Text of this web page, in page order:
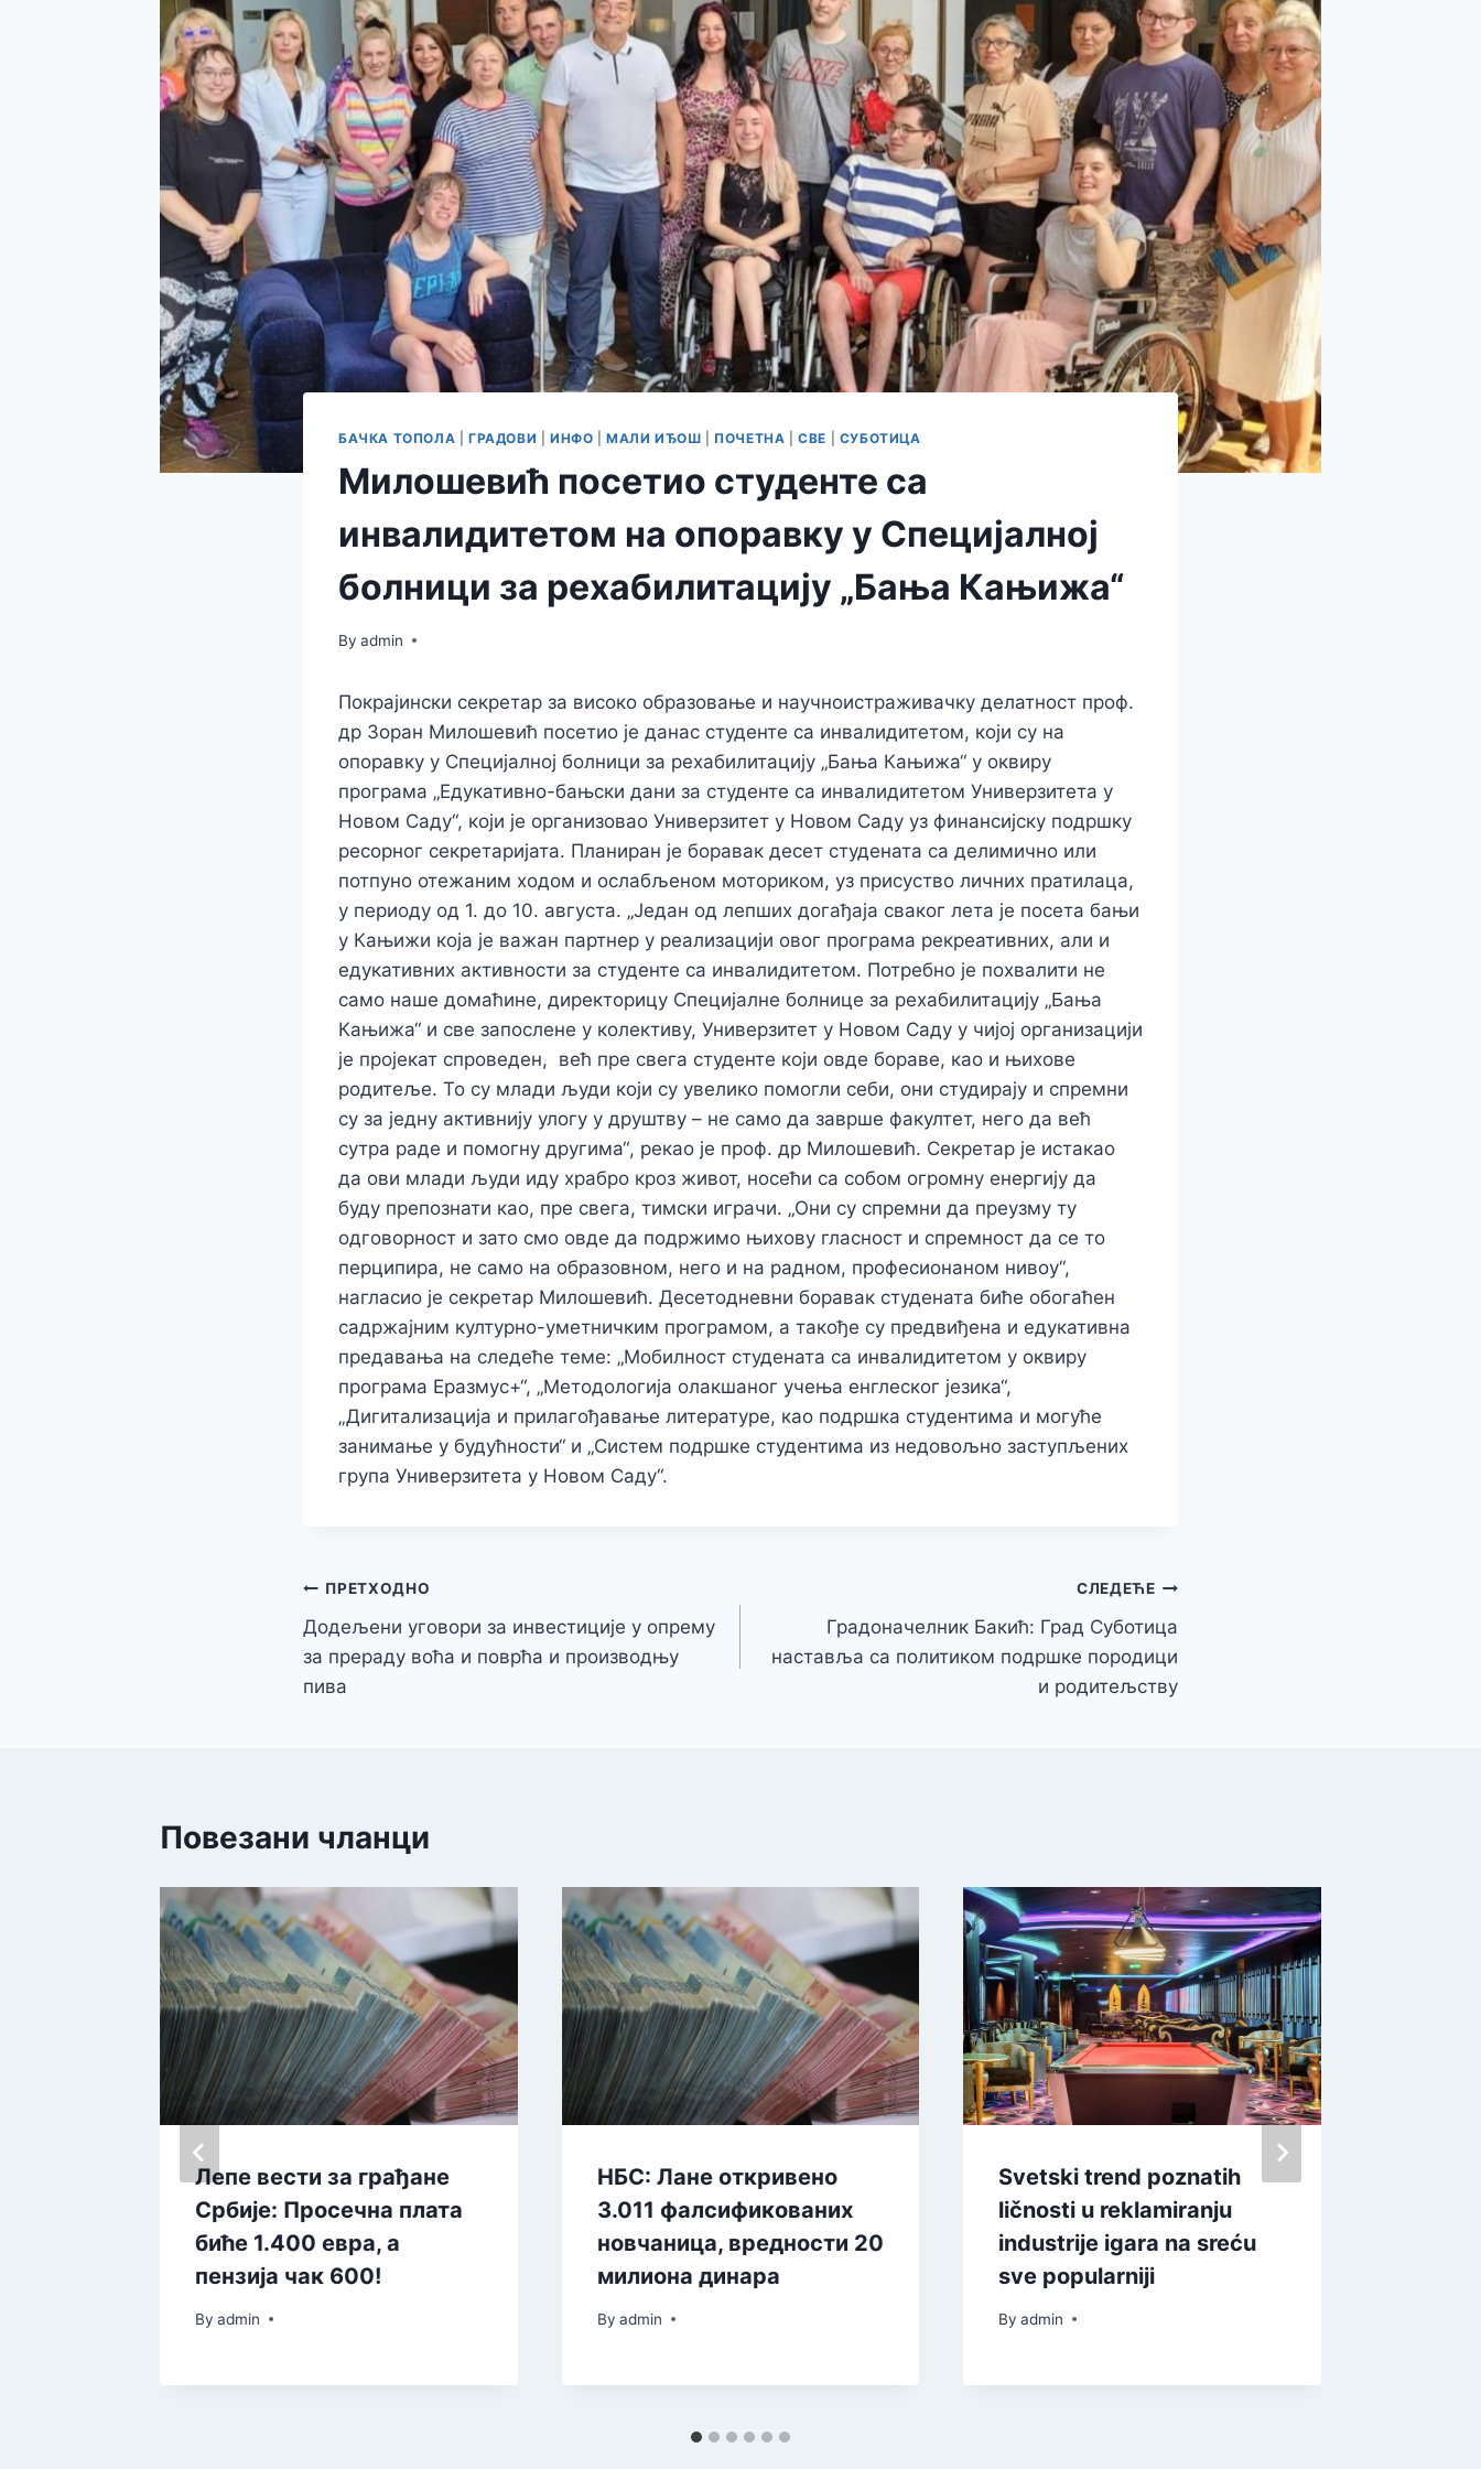
БАЧКА ТОПОЛА ГРАДОВИ ИНФО |МАЛИ ИЂОШ ПОЧЕТНА |СВЕ СУБОТИЦА
Милошевић посетио студенте са
инвалидитетом на опоравку у Специјалној
болници за рехабилитацију „Бања Кањижа“
By admin
Покрајински секретар за високо образовање и научноистраживачку делатност проф.
др Зоран Милошевић посетио је данас студенте са инвалидитетом, који су на
опоравку у Специјалној болници за рехабилитацију „Бања Кањижа“ у оквиру
програма „Едукативно-бањски дани за студенте са инвалидитетом Универзитета у
Новом Саду“, који је организовао Универзитет у Новом Саду уз финансијску подршку
ресорног секретаријата. Планиран је боравак десет студената са делимично или
потпуно отежаним ходом и ослабљеном моториком, уз присуство личних пратилаца,
у периоду од 1. до 10. августа. „Један од лепших догађаја сваког лета је посета бањи
у Кањижи која је важан партнер у реализацији овог програма рекреативних, али и
едукативних активности за студенте са инвалидитетом. Потребно је похвалити не
само наше домаћине, директорицу Специјалне болнице за рехабилитацију „Бања
Кањижа“ и све запослене у колективу, Универзитет у Новом Саду у чијој организацији
је пројекат спроведен, већ пре свега студенте који овде бораве, као и њихове
родитеље. То су млади људи који су увелико помогли себи, они студирају и спремни
су за једну активнију улогу у друштву – не само да заврше факултет, него да већ
сутра раде и помогну другима“, рекао је проф. др Милошевић. Секретар је истакао
да ови млади људи иду храбро кроз живот, носећи са собом огромну енергију да
буду препознати као, пре свега, тимски играчи. „Они су спремни да преузму ту
одговорност и зато смо овде да подржимо њихову гласност и спремност да се то
перципира, не само на образовном, него и на радном, професионаном нивоу“,
нагласио је секретар Милошевић. Десетодневни боравак студената биће обогаћен
садржајним културно-уметничким програмом, а такође су предвиђена и едукативна
предавања на следеће теме: „Мобилност студената са инвалидитетом у оквиру
програма Еразмус+“, „Методологија олакшаног учења енглеског језика“,
„Дигитализација и прилагођавање литературе, као подршка студентима и могуће
занимање у будућности“ и „Систем подршке студентима из недовољно заступљених
група Универзитета у Новом Саду“.
Кретање
чланка
ПРЕТХОДНО
Додељени уговори за инвестиције у опрему
за прераду воћа и поврћа и производњу
пива
СЛЕДЕЋЕ
Градоначелник Бакић: Град Суботица
наставља са политиком подршке породици
и родитељству
Повезани чланци
Лепе вести за грађане
Србије: Просечна плата
биће 1.400 евра, а
пензија чак 600!
By admin
НБС: Лане откривено
3.011 фалсификованих
новчаница, вредности 20
милиона динара
By admin
Svetski trend poznatih
ličnosti u reklamiranju
industrije igara na sreću
sve popularniji
By admin